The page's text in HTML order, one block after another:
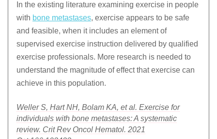
In the existing literature examining exercise in people
with bone metastases, exercise appears to be safe
and feasible, when it includes an element of
supervised exercise instruction delivered by qualified
exercise professionals. More research is needed to
understand the magnitude of effect that exercise can
achieve in this population.
Weller S, Hart NH, Bolam KA, et al. Exercise for
individuals with bone metastases: A systematic
review. Crit Rev Oncol Hematol. 2021